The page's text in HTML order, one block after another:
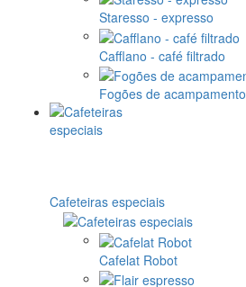
Staresso - expresso
Cafflano - café filtrado
Fogões de acampamento
Cafeteiras especiais
Cafelat Robot